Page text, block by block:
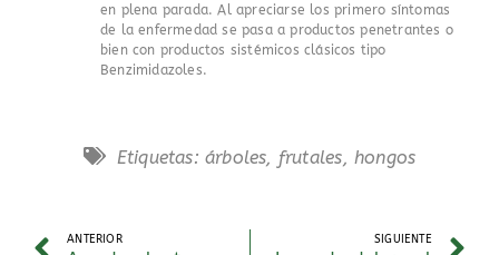
en plena parada. Al apreciarse los primero síntomas
de la enfermedad se pasa a productos penetrantes o
bien con productos sistémicos clásicos tipo
Benzimidazoles.
Etiquetas:árboles, frutales, hongos
ANTERIOR SIGUIENTE